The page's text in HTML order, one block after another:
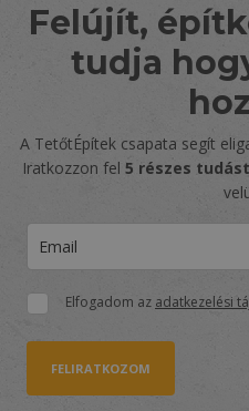
Felújít,
tudja
A TetőtÉpítek csapata segít
Iratkozzon fel 5 részes
Elfogadom az adatkezelési
FELIRATKOZOM